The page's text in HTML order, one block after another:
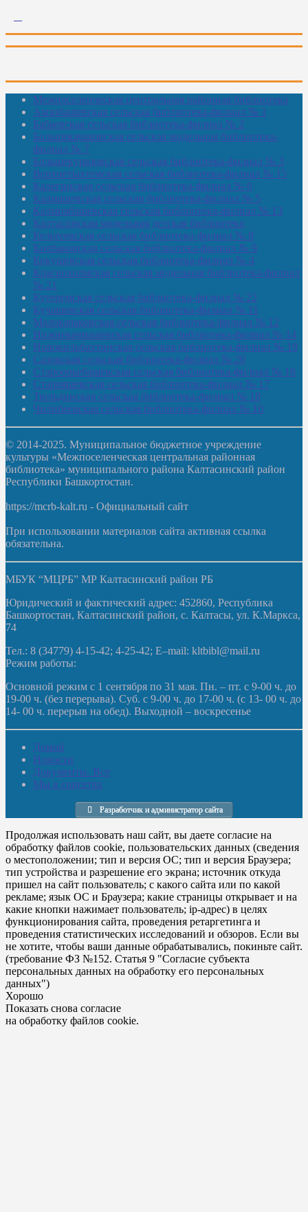
Межпоселенческая центральная районная библиотека
Амзибашевская сельская библиотека-филиал № 1
Бабаевская сельская библиотека-филиал № 2
Большекачаковская сельская модельная библиотека-
филиал № 7
Большекуразовская сельская библиотека-филиал № 3
Верхнетыхтемская сельская библиотека-филиал № 15
Калегинская сельская библиотека-филиал № 6
Калмашевская сельская библиотека-филиал № 5
Калмиябашевская сельская библиотека-филиал № 13
Калтасинская модельная детская библиотека
Кельтеевская сельская библиотека-филиал № 8
Киебаковская сельская библиотека-филиал № 9
Кокушевская сельская библиотека-филиал № 4
Краснохолмская сельская модельная библиотека-филиал
№ 21
Кутеремская сельская библиотека-филиал № 22
Кучашевская сельская библиотека-филиал № 11
Малокачаковская сельская библиотека-филиал № 12
Нижнекачмашевская сельская библиотека-филиал № 14
Новокильбахтинская сельская библиотека-филиал № 19
Сазовская сельская библиотека-филиал № 20
Староорьебашевская сельская библиотека-филиал № 16
Старояшевская сельская библиотека-филиал № 17
Тюльдинская сельская библиотека-филиал № 18
Чилибеевская сельская библиотека-филиал № 10
© 2014-2025. Муниципальное бюджетное учреждение
культуры «Межпоселенческая центральная районная
библиотека» муниципального района Калтасинский район
Республики Башкортостан.
https://mcrb-kalt.ru - Официальный сайт
При использовании материалов сайта активная ссылка
обязательна.
МБУК “МЦРБ” МР Калтасинский район РБ
Юридический и фактический адрес: 452860, Республика
Башкортостан, Калтасинский район, с. Калтасы, ул. К.Маркса,
74
Тел.: 8 (34779) 4-15-42; 4-25-42; E–mail: kltbibl@mail.ru
Режим работы:
Основной режим с 1 сентября по 31 мая. Пн. – пт. с 9-00 ч. до
19-00 ч. (без перерыва). Суб. с 9-00 ч. до 17-00 ч. (с 13- 00 ч. до
14- 00 ч. перерыв на обед). Выходной – воскресенье
Домой
Новости
Документы. Все
Мы в соцсетях
Разработчик и администратор сайта
Продолжая использовать наш сайт, вы даете согласие на
обработку файлов cookie, пользовательских данных (сведения
о местоположении; тип и версия ОС; тип и версия Браузера;
тип устройства и разрешение его экрана; источник откуда
пришел на сайт пользователь; с какого сайта или по какой
рекламе; язык ОС и Браузера; какие страницы открывает и на
какие кнопки нажимает пользователь; ip-адрес) в целях
функционирования сайта, проведения ретаргетинга и
проведения статистических исследований и обзоров. Если вы
не хотите, чтобы ваши данные обрабатывались, покиньте сайт.
(требование ФЗ №152. Статья 9 "Согласие субъекта
персональных данных на обработку его персональных
данных")
Хорошо
Показать снова согласие
на обработку файлов cookie.